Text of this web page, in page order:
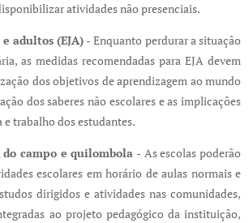
atividades não presenciais.
adultos (EJA) - Enquanto perdurar a situação
as medidas recomendadas para EJA devem
dos objetivos de aprendizagem ao mundo
dos saberes não escolares e as implicações
e trabalho dos estudantes.
do campo e quilombola - As escolas poderão
escolares em horário de aulas normais e
dirigidos e atividades nas comunidades,
ao projeto pedagógico da instituição,